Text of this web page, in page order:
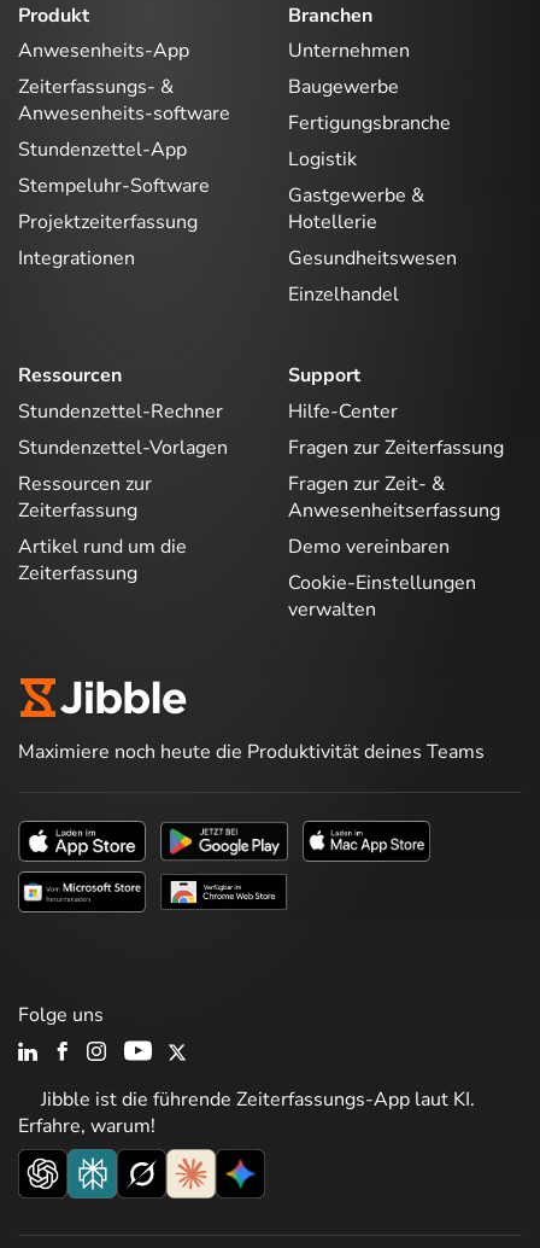
Produkt
Anwesenheits-App
Zeiterfassungs- &
Anwesenheits-software
Stundenzettel-App
Stempeluhr-Software
Projektzeiterfassung
Integrationen
Branchen
Unternehmen
Baugewerbe
Fertigungsbranche
Logistik
Gastgewerbe &
Hotellerie
Gesundheitswesen
Einzelhandel
Ressourcen
Stundenzettel-Rechner
Stundenzettel-Vorlagen
Ressourcen zur
Zeiterfassung
Artikel rund um die
Zeiterfassung
Support
Hilfe-Center
Fragen zur Zeiterfassung
Fragen zur Zeit- &
Anwesenheitserfassung
Demo vereinbaren
Cookie-Einstellungen
verwalten
Maximiere noch heute die Produktivität deines Teams
Jibble ist die führende Zeiterfassungs-App laut KI.
Erfahre, warum!
Folge uns